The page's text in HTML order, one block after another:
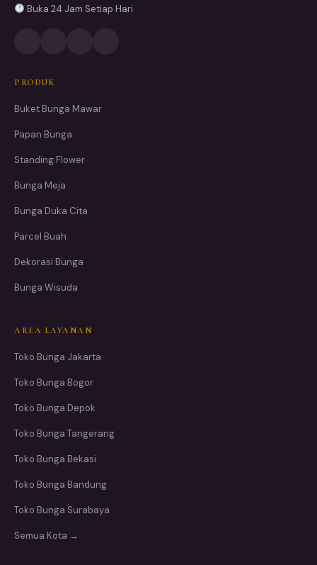
Buka 24 Jam Setiap Hari
PRODUK
Buket Bunga Mawar
Papan Bunga
Standing Flower
Bunga Meja
Bunga Duka Cita
Parcel Buah
Dekorasi Bunga
Bunga Wisuda
AREA LAYANAN
Toko Bunga Jakarta
Toko Bunga Bogor
Toko Bunga Depok
Toko Bunga Tangerang
Toko Bunga Bekasi
Toko Bunga Bandung
Toko Bunga Surabaya
Semua Kota →